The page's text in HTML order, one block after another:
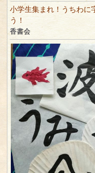
小学生集まれ！うちわに
う！
香書会